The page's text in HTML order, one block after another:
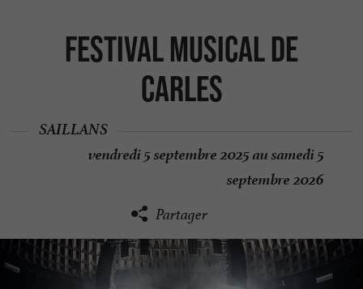
Festival musical de
Carles
SAILLANS
vendredi 5 septembre 2025 au samedi 5
septembre 2026
Partager